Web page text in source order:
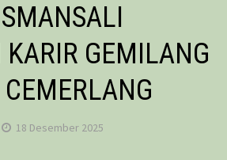
GEMILANG
18 Desember 2025